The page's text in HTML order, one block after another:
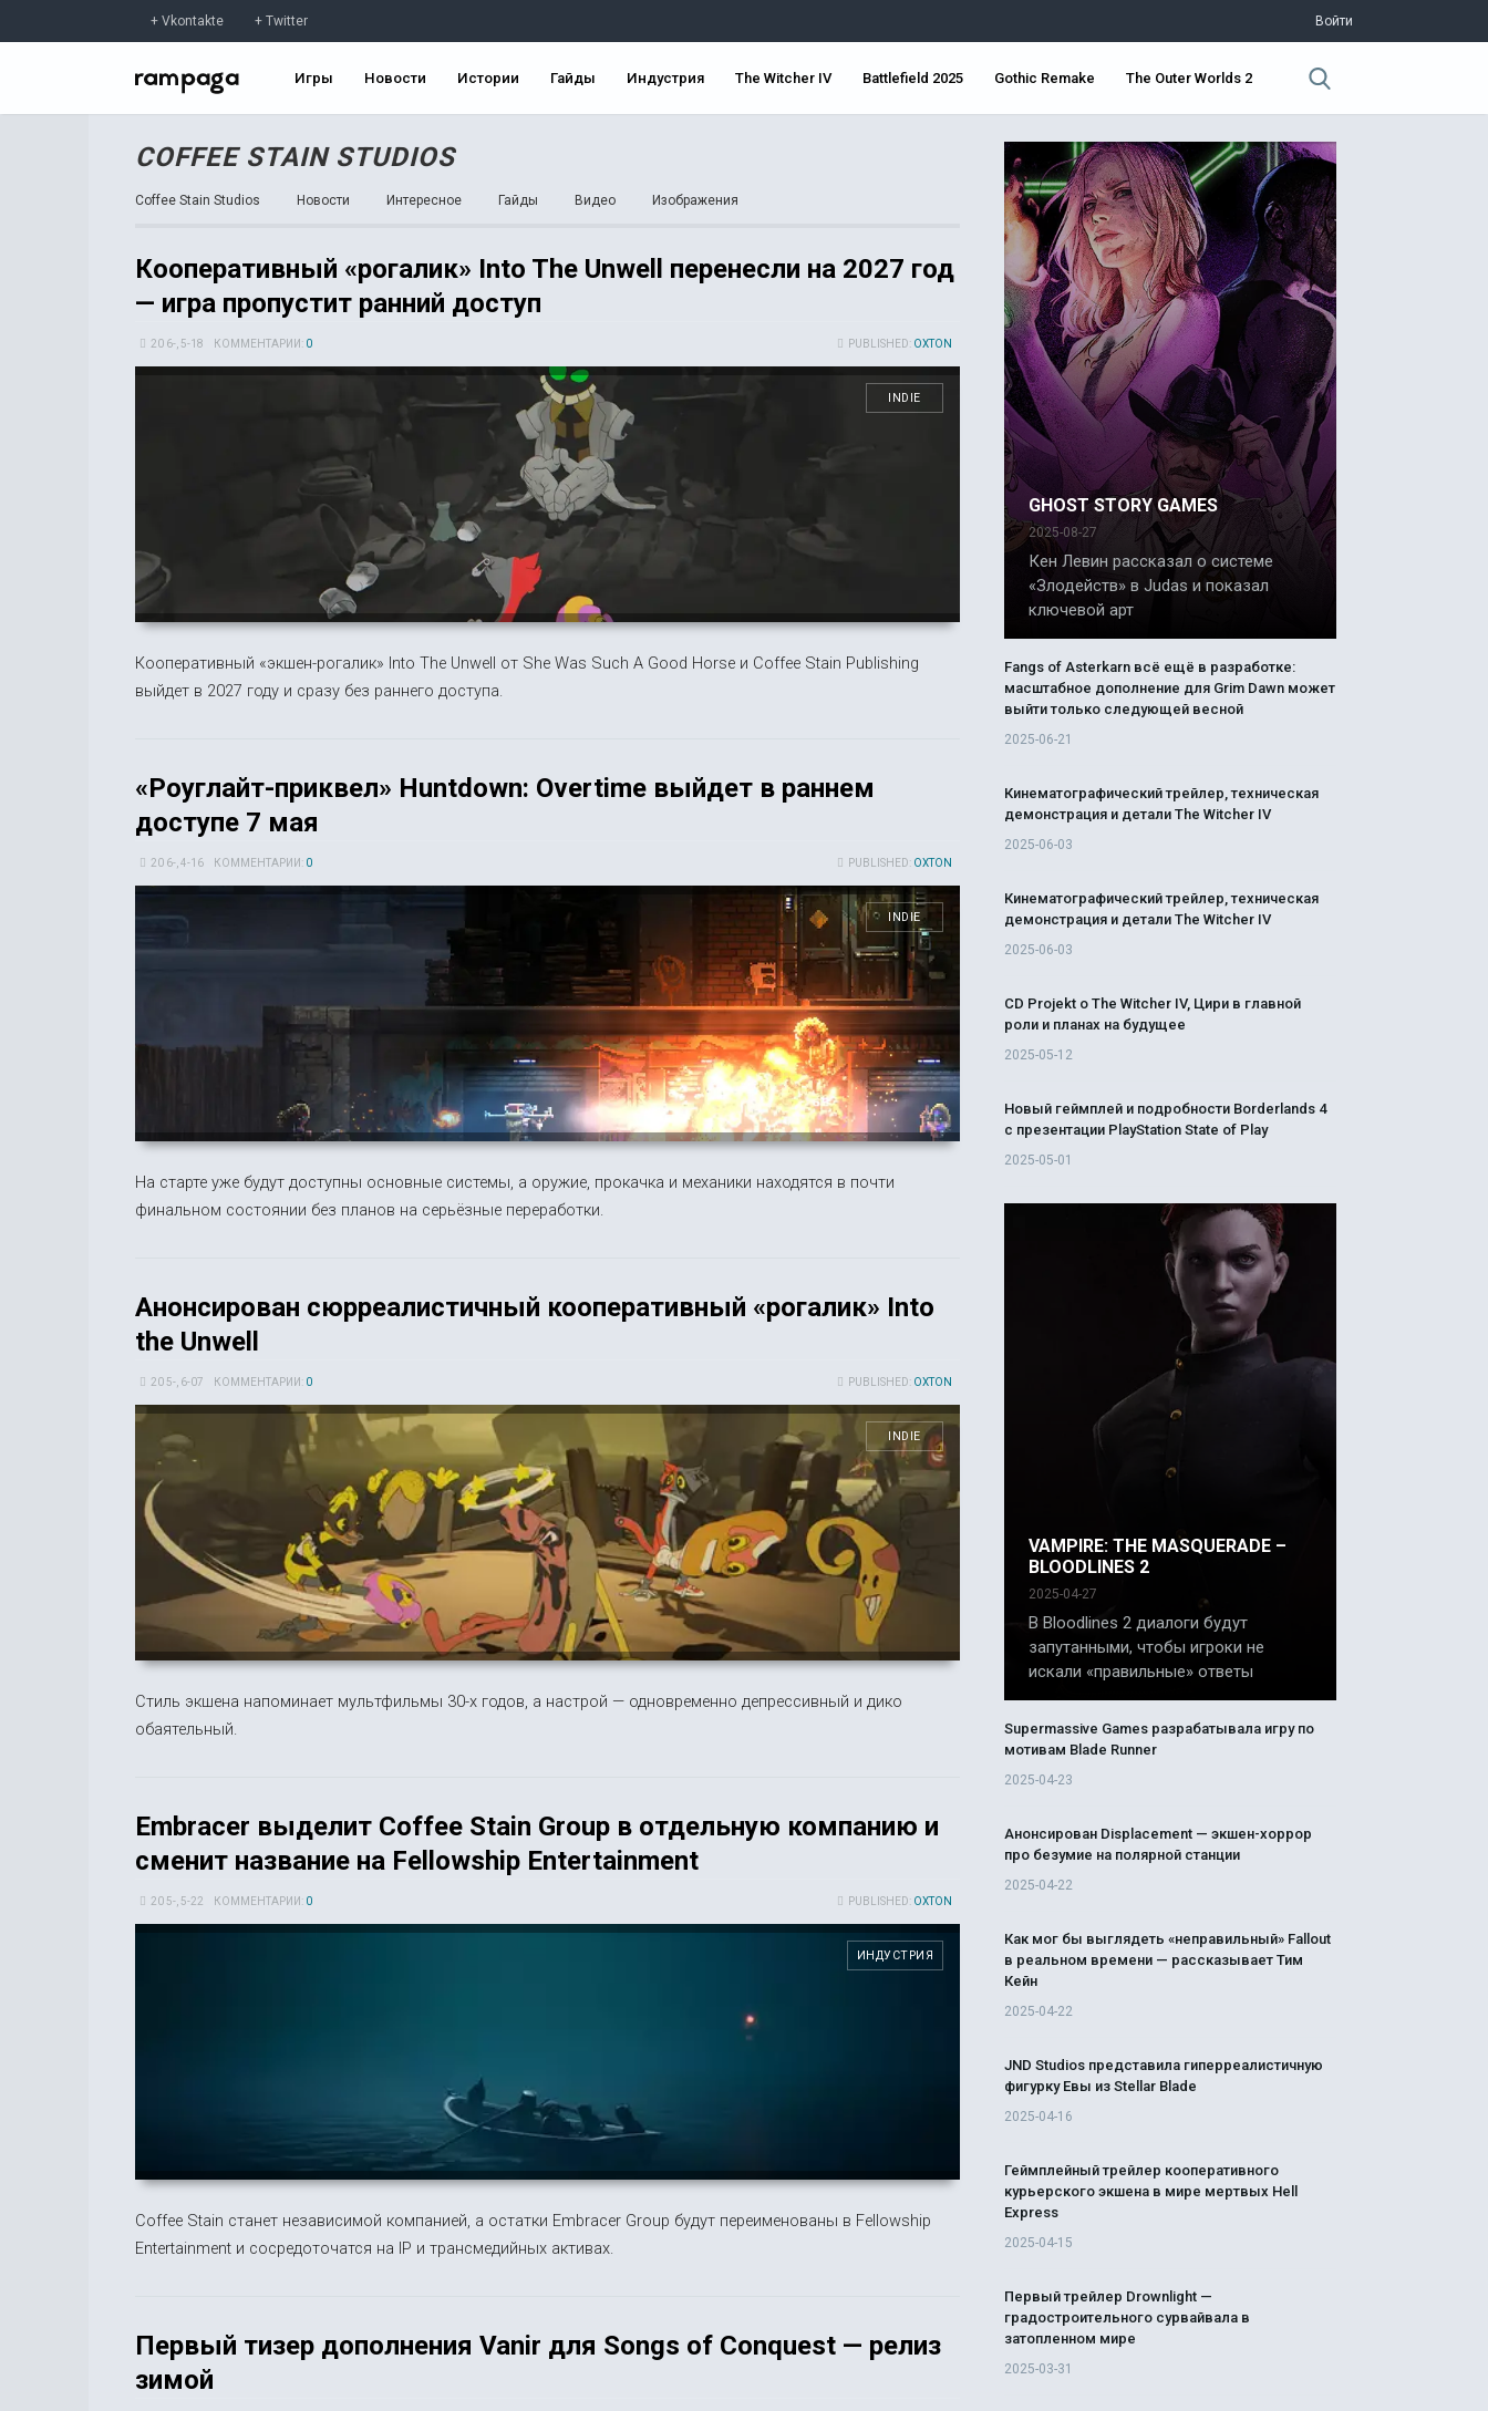
Vkontakte Twitter Войти
Игры Новости Истории Гайды Индустрия The Witcher IV Battlefield 2025 Gothic Remake The Outer Worlds 2
COFFEE STAIN STUDIOS
Coffee Stain Studios Новости Интересное Гайды Видео Изображения
Кооперативный «рогалик» Into The Unwell перенесли на 2027 год
— игра пропустит ранний доступ
PUBLISHED: OXTON
20 6-, 5-18 КОММЕНТАРИИ: 0
INDIE
Кооперативный «экшен-рогалик» Into The Unwell от She Was Such A Good Horse и Coffee Stain Publishing
выйдет в 2027 году и сразу без раннего доступа.
«Роуглайт-приквел» Huntdown: Overtime выйдет в раннем
доступе 7 мая
PUBLISHED: OXTON
20 6-, 4-16 КОММЕНТАРИИ: 0
INDIE
На старте уже будут доступны основные системы, а оружие, прокачка и механики находятся в почти
финальном состоянии без планов на серьёзные переработки.
Анонсирован сюрреалистичный кооперативный «рогалик» Into
the Unwell
PUBLISHED: OXTON
20 5-, 6-07 КОММЕНТАРИИ: 0
INDIE
Стиль экшена напоминает мультфильмы 30-х годов, а настрой — одновременно депрессивный и дико
обаятельный.
Embracer выделит Coffee Stain Group в отдельную компанию и
сменит название на Fellowship Entertainment
PUBLISHED: OXTON
20 5-, 5-22 КОММЕНТАРИИ: 0
ИНДУСТРИЯ
Coffee Stain станет независимой компанией, а остатки Embracer Group будут переименованы в Fellowship
Entertainment и сосредоточатся на IP и трансмедийных активах.
Первый тизер дополнения Vanir для Songs of Conquest — релиз
зимой
GHOST STORY GAMES
2025-08-27
Кен Левин рассказал о системе
«Злодейств» в Judas и показал
ключевой арт
Fangs of Asterkarn всё ещё в разработке:
масштабное дополнение для Grim Dawn может
выйти только следующей весной
2025-06-21
Кинематографический трейлер, техническая
демонстрация и детали The Witcher IV
2025-06-03
Кинематографический трейлер, техническая
демонстрация и детали The Witcher IV
2025-06-03
CD Projekt о The Witcher IV, Цири в главной
роли и планах на будущее
2025-05-12
Новый геймплей и подробности Borderlands 4
с презентации PlayStation State of Play
2025-05-01
VAMPIRE: THE MASQUERADE –
BLOODLINES 2
2025-04-27
В Bloodlines 2 диалоги будут
запутанными, чтобы игроки не
искали «правильные» ответы
Supermassive Games разрабатывала игру по
мотивам Blade Runner
2025-04-23
Анонсирован Displacement — экшен-хоррор
про безумие на полярной станции
2025-04-22
Как мог бы выглядеть «неправильный» Fallout
в реальном времени — рассказывает Тим
Кейн
2025-04-22
JND Studios представила гиперреалистичную
фигурку Евы из Stellar Blade
2025-04-16
Геймплейный трейлер кооперативного
курьерского экшена в мире мертвых Hell
Express
2025-04-15
Первый трейлер Drownlight —
градостроительного сурвайвала в
затопленном мире
2025-03-31